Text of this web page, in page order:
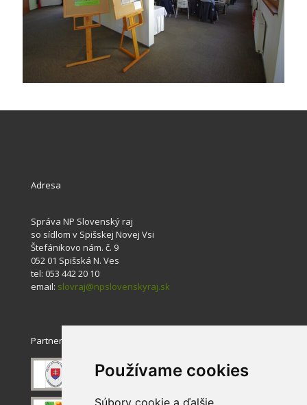
Používame cookies
Súbory cookie a ďalšie
Adresa
Správa NP Slovenský raj
so sídlom v Spišskej Novej Vsi
Štefánikovo nám. č. 9
052 01 Spišská N. Ves
tel: 053 442 20 10
email: slovraj@npslovenskyraj.sk
Partneri